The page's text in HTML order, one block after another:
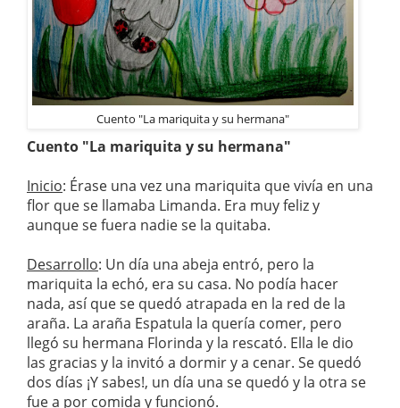
Cuento "La mariquita y su hermana"
Cuento "La mariquita y su hermana"
Inicio: Érase una vez una mariquita que vivía en una
flor que se llamaba Limanda. Era muy feliz y
aunque se fuera nadie se la quitaba.
Desarrollo: Un día una abeja entró, pero la
mariquita la echó, era su casa. No podía hacer
nada, así que se quedó atrapada en la red de la
araña. La araña Espatula la quería comer, pero
llegó su hermana Florinda y la rescató. Ella le dio
las gracias y la invitó a dormir y a cenar. Se quedó
dos días ¡Y sabes!, un día una se quedó y la otra se
fue a por comida y funcionó.